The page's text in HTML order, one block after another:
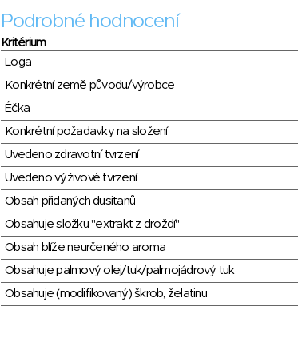
Podrobné hodnocení
Kritérium
Loga
Konkrétní země původu/výrobce
Éčka
Konkrétní požadavky na složení
Uvedeno zdravotní tvrzení
Uvedeno výživové tvrzení
Obsah přidaných dusitanů
Obsahuje složku "extrakt z droždí"
Obsah blíže neurčeného aroma
Obsahuje palmový olej/tuk/palmojádrový tuk
Obsahuje (modifikovaný) škrob, želatinu